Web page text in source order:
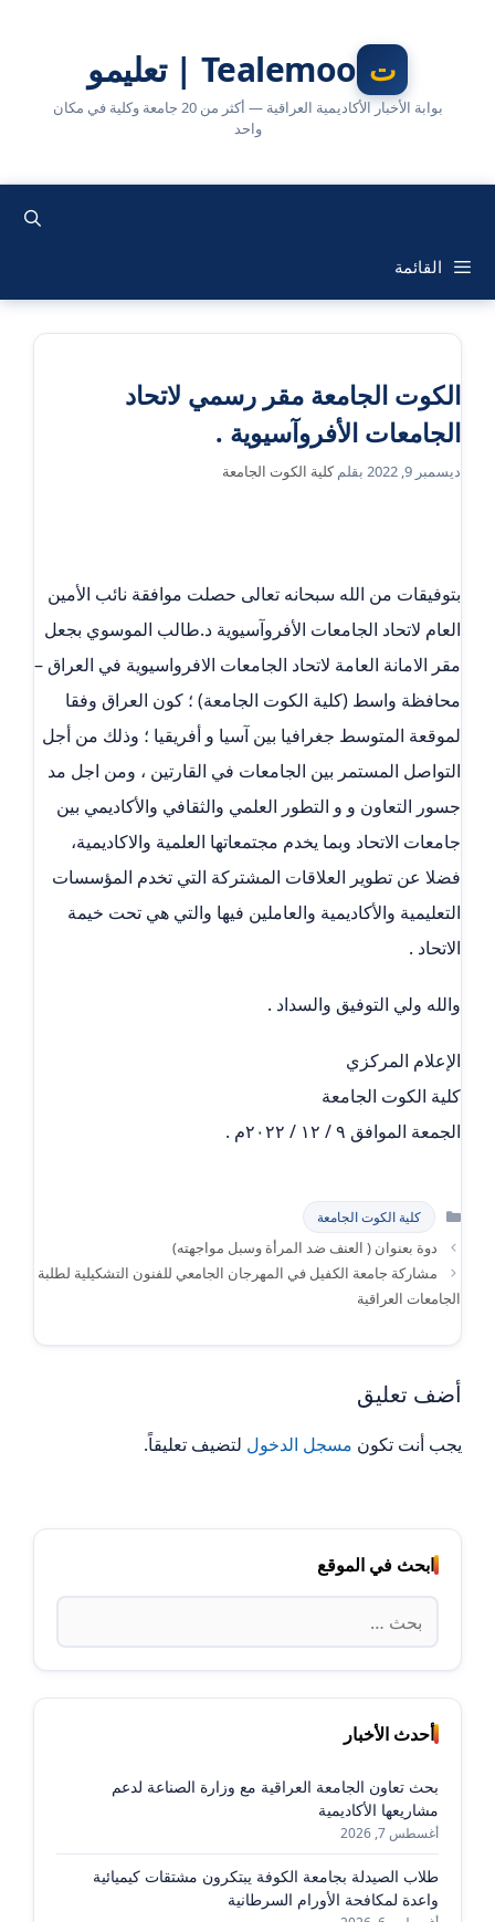
Tealemoo | تعليمو
بوابة الأخبار الأكاديمية العراقية — أكثر من 20 جامعة وكلية في مكان
واحد
القائمة
الكوت الجامعة مقر رسمي لاتحاد
الجامعات الأفروآسيوية .
ديسمبر 9, 2022 بقلمكلية الكوت الجامعة
بتوفيقات من الله سبحانه تعالى حصلت موافقة نائب الأمين
العام لاتحاد الجامعات الأفروآسيوية د.طالب الموسوي بجعل
مقر الامانة العامة لاتحاد الجامعات الافرواسيوية في العراق –
محافظة واسط (كلية الكوت الجامعة) ؛ كون العراق وفقا
لموقعة المتوسط جغرافيا بين آسيا و أفريقيا ؛ وذلك من أجل
التواصل المستمر بين الجامعات في القارتين ، ومن اجل مد
جسور التعاون و و التطور العلمي والثقافي والأكاديمي بين
جامعات الاتحاد وبما يخدم مجتمعاتها العلمية والاكاديمية،
فضلا عن تطوير العلاقات المشتركة التي تخدم المؤسسات
التعليمية والأكاديمية والعاملين فيها والتي هي تحت خيمة
الاتحاد .
والله ولي التوفيق والسداد .
الإعلام المركزي
كلية الكوت الجامعة
الجمعة الموافق ٩ / ١٢ / ٢٠٢٢م .
التصنيفات
كلية الكوت الجامعة
دوة بعنوان ( العنف ضد المرأة وسبل مواجهته)
مشاركة جامعة الكفيل في المهرجان الجامعي للفنون التشكيلية لطلبة
الجامعات العراقية
أضف تعليق
يجب أنت تكون مسجل الدخول لتضيف تعليقاً.
ابحث في الموقع
البحث
عن:
أحدث الأخبار
بحث تعاون الجامعة العراقية مع وزارة الصناعة لدعم
مشاريعها الأكاديمية
أغسطس 7, 2026
طلاب الصيدلة بجامعة الكوفة يبتكرون مشتقات كيميائية
واعدة لمكافحة الأورام السرطانية